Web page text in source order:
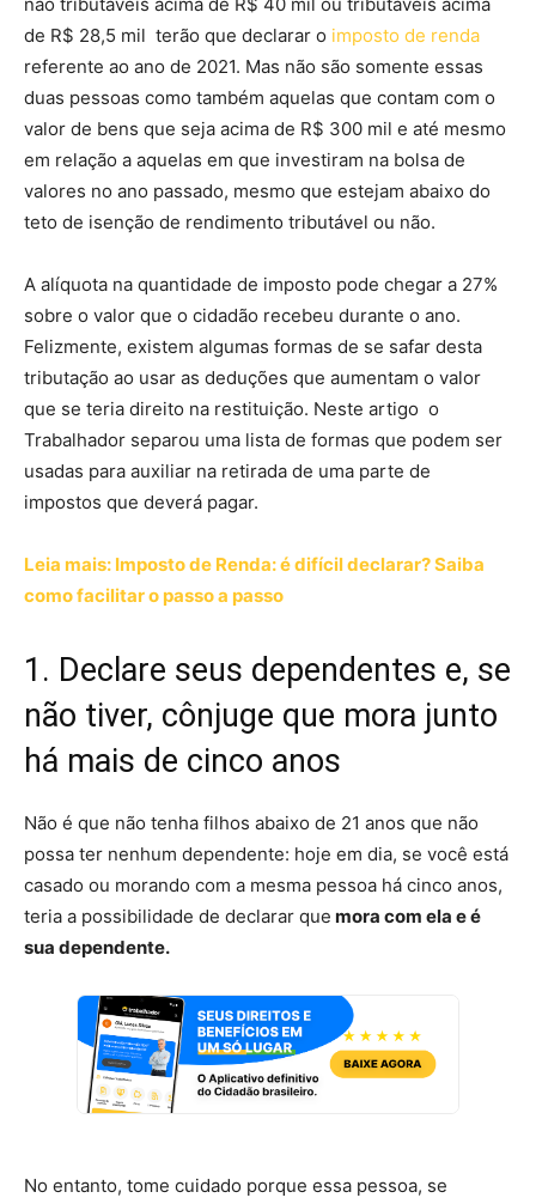
de R$ 28,5 mil terão que declarar o imposto de renda
referente ao ano de 2021. Mas não são somente essas
duas pessoas como também aquelas que contam com o
valor de bens que seja acima de R$ 300 mil e até mesmo
em relação a aquelas em que investiram na bolsa de
valores no ano passado, mesmo que estejam abaixo do
teto de isenção de rendimento tributável ou não.
A alíquota na quantidade de imposto pode chegar a 27%
sobre o valor que o cidadão recebeu durante o ano.
Felizmente, existem algumas formas de se safar desta
tributação ao usar as deduções que aumentam o valor
que se teria direito na restituição. Neste artigo o
Trabalhador separou uma lista de formas que podem ser
usadas para auxiliar na retirada de uma parte de
impostos que deverá pagar.
Leia mais: Imposto de Renda: é difícil declarar? Saiba
como facilitar o passo a passo
1. Declare seus dependentes e, se
não tiver, cônjuge que mora junto
há mais de cinco anos
Não é que não tenha filhos abaixo de 21 anos que não
possa ter nenhum dependente: hoje em dia, se você está
casado ou morando com a mesma pessoa há cinco anos,
teria a possibilidade de declarar que mora com ela e é
sua dependente.
No entanto, tome cuidado porque essa pessoa, se